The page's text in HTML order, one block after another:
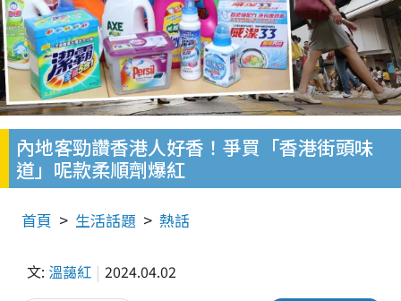
內地客勁讚香港人好香！爭買「香港街頭味
道」呢款柔順劑爆紅
首頁 生活話題 熱話
文: 溫藹紅 2024.04.02